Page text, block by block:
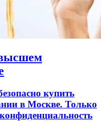
купить
в Москве. Только